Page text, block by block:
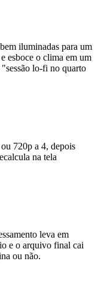
iluminadas para um
esboce o clima em um
lo-fi no quarto
720p a 4, depois
na tela
leva em
e o arquivo final cai
ou não.